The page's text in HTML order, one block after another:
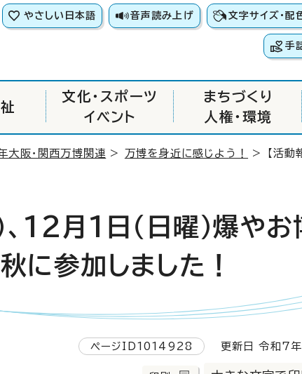
やさしい日本語 音声読み上げ 文字サイズ・配
手
文化・スポーツ
イベント
まちづくり
人権・環境
阪・関西万博関連 > 万博を身近に感じよう！
> 【活動
12月1日（日曜）爆やお
参加しました！
ページID1014928 更新日 令和7年